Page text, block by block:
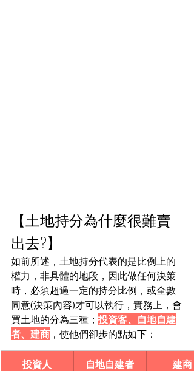
【土地持分為什麼很難賣
出去?】
如前所述，土地持分代表的是比例上的
權力，非具體的地段，因此做任何決策
時，必須超過一定的持分比例，或全數
同意(決策內容)才可以執行，實務上，會
買土地的分為三種； 投資客、自地自建
者、建商 ，使他們卻步的點如下：
投資人 自地自建者 建商